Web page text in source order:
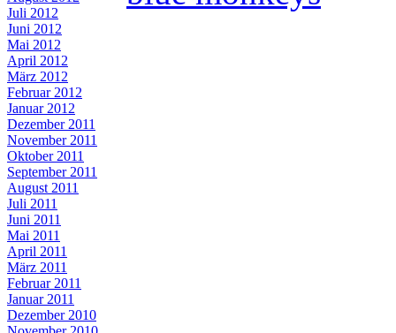
Juli 2012
Juni 2012
Mai 2012
April 2012
März 2012
Februar 2012
Januar 2012
Dezember 2011
November 2011
Oktober 2011
September 2011
August 2011
Juli 2011
Juni 2011
Mai 2011
April 2011
März 2011
Februar 2011
Januar 2011
Dezember 2010